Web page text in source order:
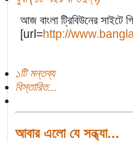
আজ বাংলা ট্রিবিউনের সাইটে
[url=http://
১টি মন্তব্য
বিস্তারিত...
আবার এলো যে সন্ধ্যা...